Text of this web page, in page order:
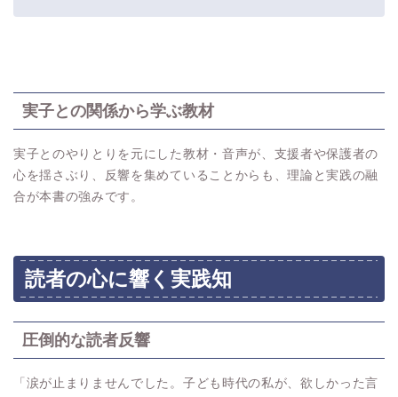
実子との関係から学ぶ教材
実子とのやりとりを元にした教材・音声が、支援者や保護者の
心を揺さぶり、反響を集めていることからも、理論と実践の融
合が本書の強みです。
読者の心に響く実践知
圧倒的な読者反響
「涙が止まりませんでした。子ども時代の私が、欲しかった言